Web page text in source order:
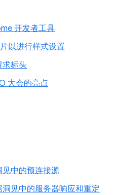
开发者工具
以进行样式设置
求标头
大会的亮点
见中的预连接源
洞见中的服务器响应和重定